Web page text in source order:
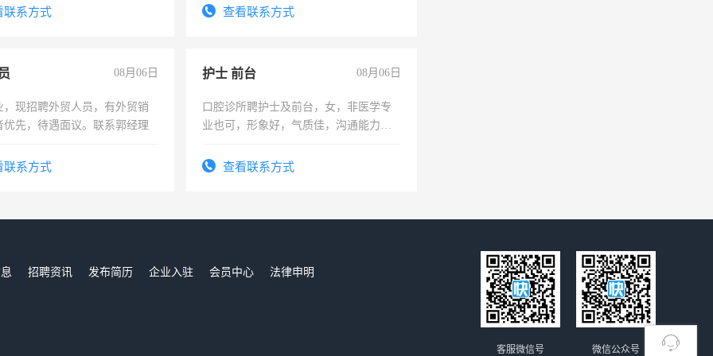
系方式 查看联系方式
08月06日
，现招聘外贸人员，有外贸销
优先，待遇面议。联系郭经理
系方式
护士 前台 08月06日
口腔诊所聘护士及前台，女，非医学专
业也可，形象好，气质佳，沟通能力
查看联系方式
招聘资讯 发布简历 企业入驻 会员中心
法律申明
微信公众号
客服微信号